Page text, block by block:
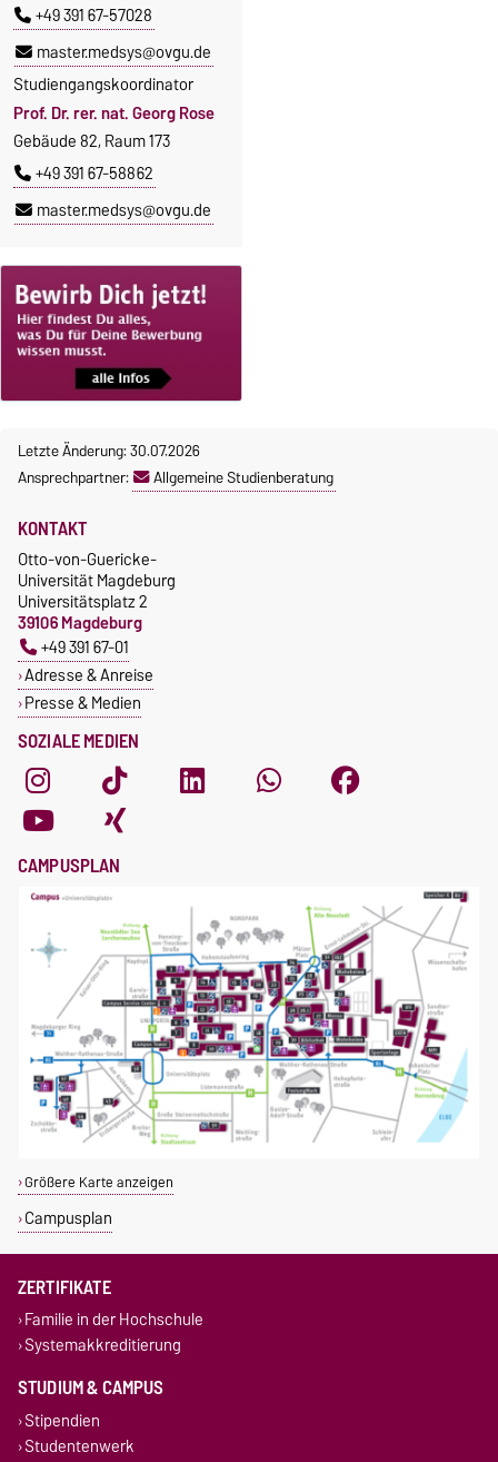
+49 391 67-57028
master.medsys@ovgu.de
Studiengangskoordinator
Prof. Dr. rer. nat. Georg Rose
Gebäude 82, Raum 173
+49 391 67-58862
master.medsys@ovgu.de
Letzte Änderung: 30.07.2026
Ansprechpartner:
Allgemeine Studienberatung
SOZIALE MEDIEN
KONTAKT
Otto-von-Guericke-
Universität Magdeburg
Universitätsplatz 2
39106 Magdeburg
+49 391 67-01
Adresse & Anreise
Presse & Medien
CAMPUSPLAN
Größere Karte anzeigen
Campusplan
ZERTIFIKATE
Familie in der Hochschule
Systemakkreditierung
STUDIUM & CAMPUS
Stipendien
Studentenwerk